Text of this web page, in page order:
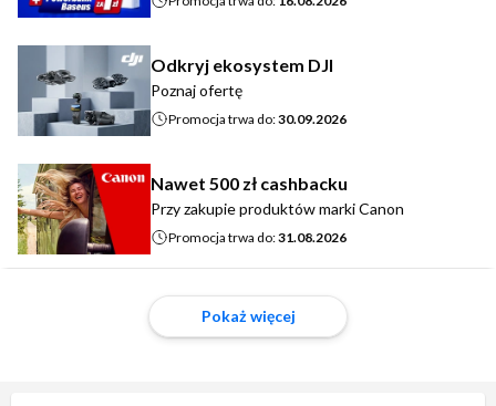
Odkryj ekosystem DJI
Poznaj ofertę
Promocja trwa do:30.09.2026
Nawet 500 zł cashbacku
Przy zakupie produktów marki Canon
Promocja trwa do:31.08.2026
Pokaż więcej